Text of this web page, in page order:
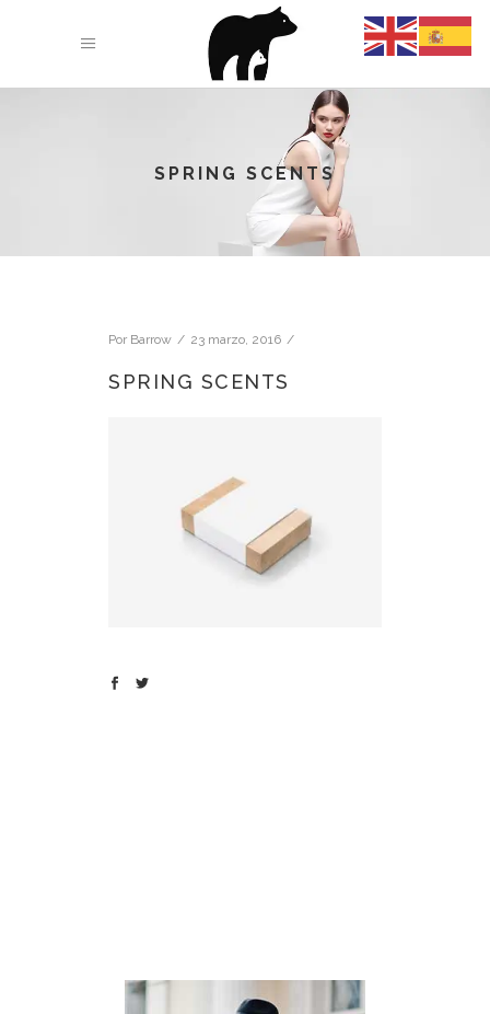
SPRING SCENTS
Por Barrow 23 marzo, 2016
SPRING SCENTS